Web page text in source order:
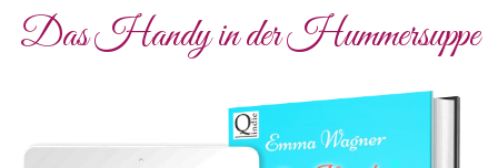
Das Handy in der Hummersuppe